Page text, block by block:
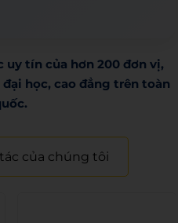
uy tín của hơn 200 đơn vị,
học, cao đẳng trên toàn
của chúng tôi